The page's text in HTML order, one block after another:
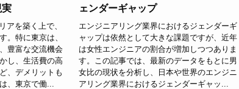
アを築く上で、
。特に東京は、
豊富な交流機会
し、生活費の高
、デメリットも
、東京で働...
ェンダーギャップ
エンジニアリング業界におけるジェンダーギ
ャップは依然として大きな課題ですが、近年
は女性エンジニアの割合が増加しつつありま
す。この記事では、最新のデータをもとに男
女比の現状を分析し、日本や世界のエンジニ
アリング業界におけるジェンダーギャッ...